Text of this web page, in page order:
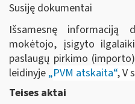
Susiję dokumentai
Išsamesnę informaciją
mokėtojo, įsigyto
paslaugų pirkimo
leidinyje „PVM atskaita“, V
Teises aktai